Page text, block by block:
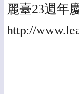
麗臺23週年
http://